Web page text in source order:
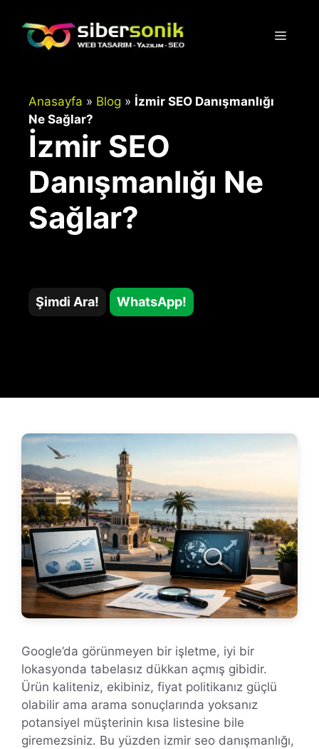
Menü
Anasayfa » Blog » İzmir SEO Danışmanlığı
Ne Sağlar?
İzmir SEO
Danışmanlığı Ne
Sağlar?
Şimdi Ara! WhatsApp!
Google’da görünmeyen bir işletme, iyi bir
lokasyonda tabelasız dükkan açmış gibidir.
Ürün kaliteniz, ekibiniz, fiyat politikanız güçlü
olabilir ama arama sonuçlarında yoksanız
potansiyel müşterinin kısa listesine bile
giremezsiniz. Bu yüzden izmir seo danışmanlığı,